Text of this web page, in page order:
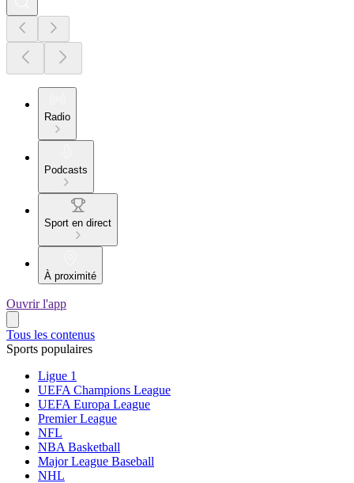
Radio
Podcasts
Sport en direct
À proximité
Ouvrir l'app
Tous les contenus
Sports populaires
Ligue 1
UEFA Champions League
UEFA Europa League
Premier League
NFL
NBA Basketball
Major League Baseball
NHL